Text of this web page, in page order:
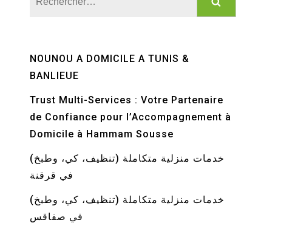
NOUNOU A DOMICILE A TUNIS &
BANLIEUE
Trust Multi-Services : Votre Partenaire
de Confiance pour l’Accompagnement à
Domicile à Hammam Sousse
خدمات منزلية متكاملة (تنظيف، كي، وطبخ)
في قرقنة
خدمات منزلية متكاملة (تنظيف، كي، وطبخ)
في صفاقس